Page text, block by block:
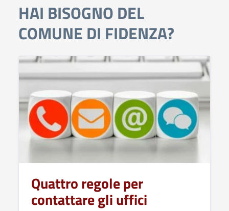
HAI BISOGNO DEL
COMUNE DI FIDENZA?
Quattro regole per
contattare gli uffici